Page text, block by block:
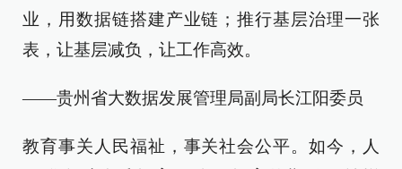
业，用数据链搭建产业链；推行基层治理一张
表，让基层减负，让工作高效。
——贵州省大数据发展管理局副局长江阳委员
教育事关人民福祉，事关社会公平。如今，人